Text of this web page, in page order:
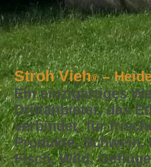
Stroh Vieh®–
Ein einzigartiges
Drittanbieter, das
verbindet, für
Produkte, Schwein,
Fisch, Wild,